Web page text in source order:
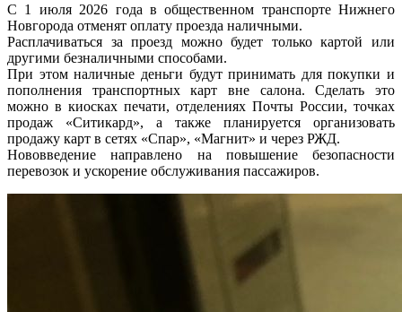
С 1 июля 2026 года в общественном транспорте Нижнего
Новгорода отменят оплату проезда наличными.
Расплачиваться за проезд можно будет только картой или
другими безналичными способами.
При этом наличные деньги будут принимать для покупки и
пополнения транспортных карт вне салона. Сделать это
можно в киосках печати, отделениях Почты России, точках
продаж «Ситикард», а также планируется организовать
продажу карт в сетях «Спар», «Магнит» и через РЖД.
Нововведение направлено на повышение безопасности
перевозок и ускорение обслуживания пассажиров.